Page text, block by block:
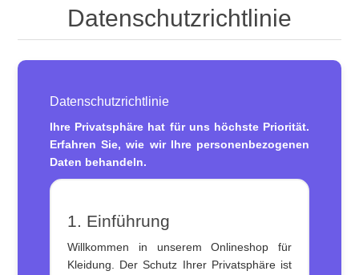
Datenschutzrichtlinie
Datenschutzrichtlinie
Ihre Privatsphäre hat für uns höchste Priorität.
Erfahren Sie, wie wir Ihre personenbezogenen
Daten behandeln.
1. Einführung
Willkommen in unserem Onlineshop für
Kleidung. Der Schutz Ihrer Privatsphäre ist